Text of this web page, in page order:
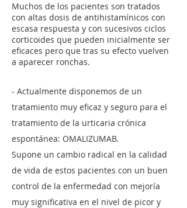
Muchos de los pacientes son tratados
con altas dosis de antihistamínicos con
escasa respuesta y con sucesivos ciclos
corticoides que pueden inicialmente ser
eficaces pero que tras su efecto vuelven
a aparecer ronchas.
- Actualmente disponemos de un
tratamiento muy eficaz y seguro para el
tratamiento de la urticaria crónica
espontánea: OMALIZUMAB.
Supone un cambio radical en la calidad
de vida de estos pacientes con un buen
control de la enfermedad con mejoría
muy significativa en el nivel de picor y